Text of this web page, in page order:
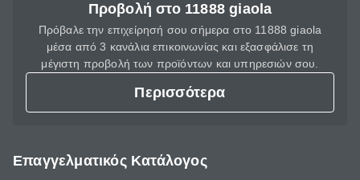
Προβολή στο 11888 giaola
Πρόβαλε την επιχείρησή σου σήμερα στο 11888 giaola
μέσα από 3 κανάλια επικοινωνίας και εξασφάλισε τη
μέγιστη προβολή των προϊόντων και υπηρεσιών σου.
Περισσότερα
Επαγγελματικός Κατάλογος